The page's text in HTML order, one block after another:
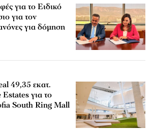
για το Ειδικό
για τον
για δόμηση
49,35 εκατ.
για το
South Ring Mall